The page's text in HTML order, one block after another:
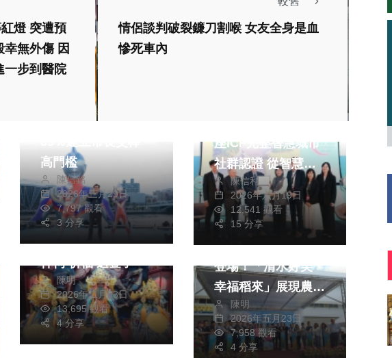
燈 突遭預
無外傷 因
一步到醫院
情侶談判破裂鐮刀割喉 女友全身是血
慘死車內
陳其邁最新民調衝破
高門檻
陳信銘
2026年三月29日
7,797 觀看
3 分享
座ICF完整智慧城市
社群認證 從智慧治
理到小鎮文化 讓世
界看見雲林作為家的
力量！
陳信利
2026年六月19日
12,541 觀看
15 分享
頭條
綜合新聞
農曆2月3日 土地公
尾牙 新坪里福德正
神祠 祈福 送金子
陳明
2026年二月03日
13,695 觀看
4 分享
社會 農業
綜合新聞 旅遊
清水農會110週年慶
登場！「清水好美・
幸福稻來」展現農業
新活力
陳明
2026年五月23日
7,958 觀看
4 分享
+